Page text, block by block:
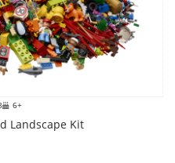
6+
Landscape Kit